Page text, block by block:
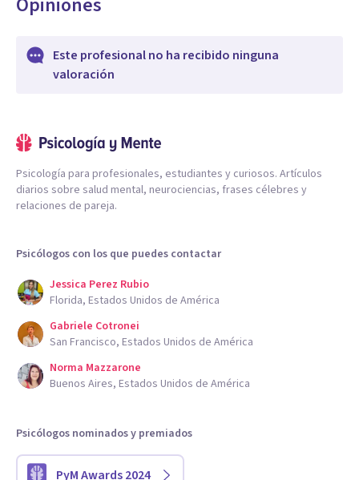
Este profesional no ha recibido ninguna
valoración
Psicología para profesionales, estudiantes y curiosos. Artículos
diarios sobre salud mental, neurociencias, frases célebres y
relaciones de pareja.
Psicólogos con los que puedes contactar
Jessica Perez Rubio
Florida, Estados Unidos de América
Gabriele Cotronei
San Francisco, Estados Unidos de América
Norma Mazzarone
Buenos Aires, Estados Unidos de América
Psicólogos nominados y premiados
PyM Awards 2024